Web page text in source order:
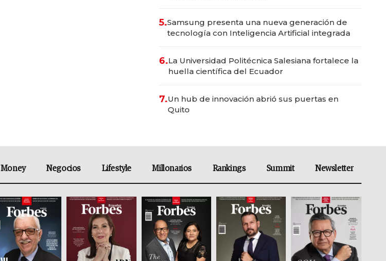
5.Samsung presenta una nueva generación de
tecnología con Inteligencia Artificial integrada
6.La Universidad Politécnica Salesiana fortalece la
huella científica del Ecuador
7.Un hub de innovación abrió sus puertas en
Quito
Money Negocios Lifestyle Millonarios Rankings Summit Newsletter